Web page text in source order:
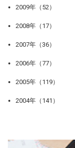
2009年（52）
2008年（17）
2007年（36）
2006年（77）
2005年（119）
2004年（141）